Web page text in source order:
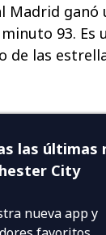
Madrid
93. Es
de las
las últimas
City
nueva app y